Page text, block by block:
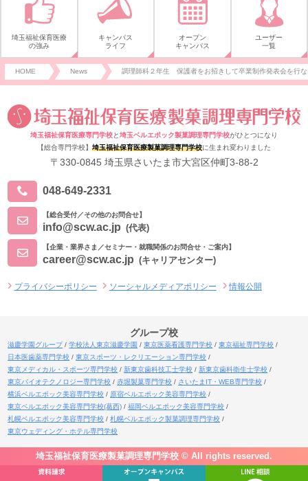
埼玉福祉保育医療
の強み
キャンパス
ライフ
オープン
キャンパス
ユーザー
一覧
HOME News 調理師科２年生 保護者をお招きして卒業制作発表会を行
埼玉福祉保育医療専門学校と埼玉ベルエポック製菓調理専門学校がひとつになり
【総合専門学校】 埼玉福祉保育医療製菓調理専門学校に生まれ変わりました
〒330-0845 埼玉県さいたま市大宮区仲町3-88-2
048-649-2331
【総合受付／その他のお問合せ】
info@scw.ac.jp (代表)
【企業・業界さま／セミナー・就職関係のお問合せ・ご案内】
career@scw.ac.jp (キャリアセンター)
プライバシーポリシー ソーシャルメディアポリシー 情報公開
グループ校
滋慶学園グループ 学校法人東京滋慶学園 東京医薬看護専門学校
東京福祉専門学校
日本医歯薬専門学校
東京スポーツ・レクリエーション専門学校
東京メディカル・スポーツ専門学校
新東京歯科技工士学校
新東京歯科衛生士学校
東京バイオテクノロジー専門学校
赤堀製菓専門学校
さいたまIT・WEB専門学校
横浜ベルエポック美容専門学校
原宿ベルエポック美容専門学校
東京ベルエポック美容専門学校(葛西)
福岡ベルエポック美容専門学校
札幌ベルエポック美容専門学校
札幌ベルエポック製菓調理専門学校
東京ウェディング・ホテル専門学校
埼玉福祉保育医療製菓調理専門学校 © All rights reserved.